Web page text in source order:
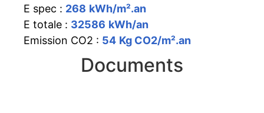
E spec : 268 kWh/m².an
E totale : 32586 kWh/an
Emission CO2 : 54 Kg CO2/m².an
Documents